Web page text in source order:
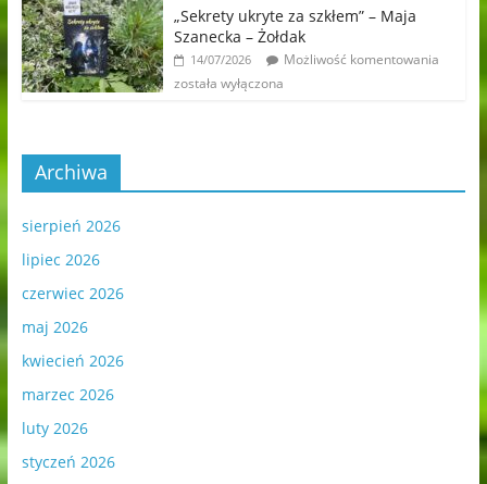
„Sekrety ukryte za szkłem” – Maja
Szanecka – Żołdak
14/07/2026
Możliwość komentowania
została wyłączona
Archiwa
sierpień 2026
lipiec 2026
czerwiec 2026
maj 2026
kwiecień 2026
marzec 2026
luty 2026
styczeń 2026